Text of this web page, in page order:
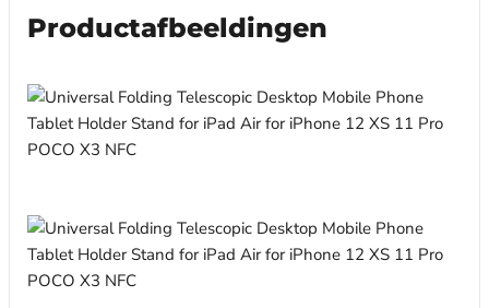
Productafbeeldingen